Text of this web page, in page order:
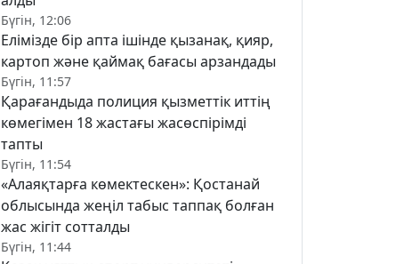
Бүгін, 12:06
Елімізде бір апта ішінде қызанақ, қияр,
картоп және қаймақ бағасы арзандады
Бүгін, 11:57
Қарағандыда полиция қызметтік иттің
көмегімен 18 жастағы жасөспірімді
тапты
Бүгін, 11:54
«Алаяқтарға көмектескен»: Қостанай
облысында жеңіл табыс таппақ болған
жас жігіт сотталды
Бүгін, 11:44